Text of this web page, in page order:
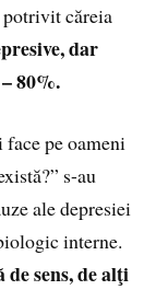
potrivit căreia
dar
80%.
pe oameni
s-au
ale depresiei
interne.
sens, de alţi